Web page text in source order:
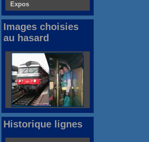
Expos
Images choisies
au hasard
Historique lignes